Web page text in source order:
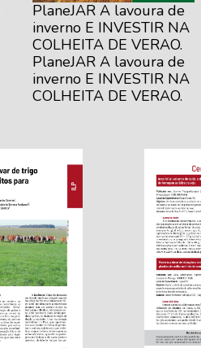
PlaneJAR A lavoura de
inverno E INVESTIR NA
COLHEITA DE VERAO.
PlaneJAR A lavoura de
inverno E INVESTIR NA
COLHEITA DE VERAO.